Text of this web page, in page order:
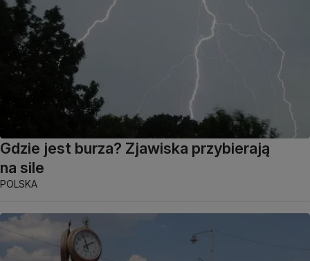
Gdzie jest burza? Zjawiska przybierają
na sile
POLSKA